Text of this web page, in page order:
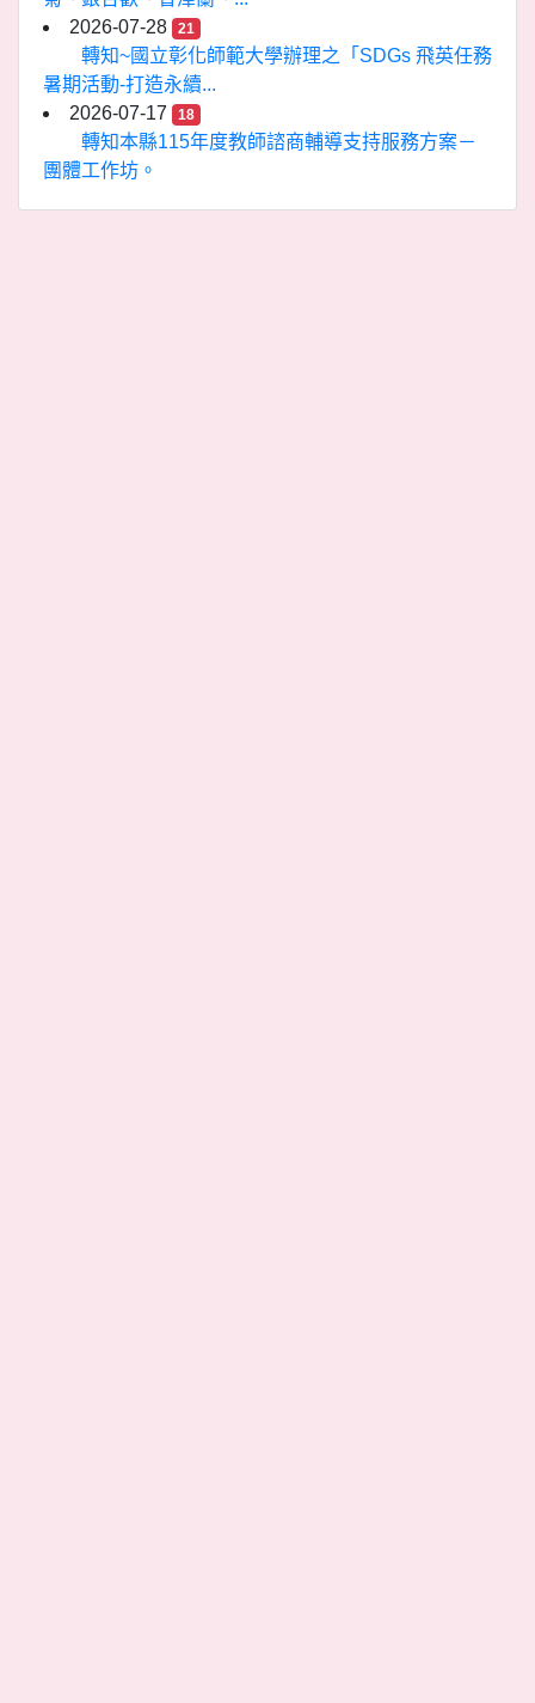
2026-07-28
21
轉知~國立彰化師範大學辦理之「SDGs 飛英任務
暑期活動-打造永續...
2026-07-17
18
轉知本縣115年度教師諮商輔導支持服務方案－
團體工作坊。